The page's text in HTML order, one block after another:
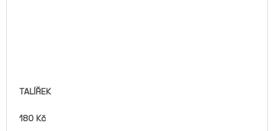
TALÍŘEK
180 Kč